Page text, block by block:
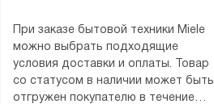
При заказе бытовой техники Miele
можно выбрать подходящие
условия доставки и оплаты. Товар
со статусом в наличии может быть
отгружен покупателю в течение